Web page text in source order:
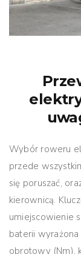
Wybór roweru
przede
się poruszać,
kierownicą.
umiejscowienie
baterii
obrotowy (Nm),